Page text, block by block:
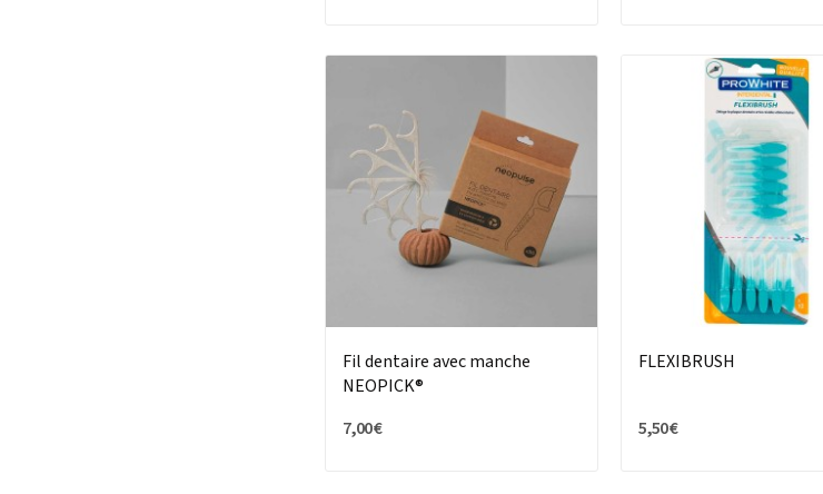
Fil dentaire avec manche
NEOPICK®
7,00 €
FLEXIBRUSH
5,50 €